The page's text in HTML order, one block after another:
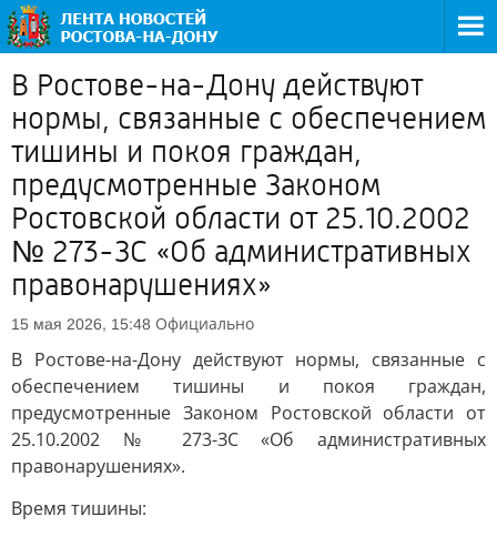
В Ростове-на-Дону действуют
нормы, связанные с обеспечением
тишины и покоя граждан,
предусмотренные Законом
Ростовской области от 25.10.2002
№ 273-ЗС «Об административных
правонарушениях»
15 мая 2026, 15:48 Официально
В Ростове-на-Дону действуют нормы, связанные с
обеспечением тишины и покоя граждан,
предусмотренные Законом Ростовской области от
25.10.2002 № 273-ЗС «Об административных
правонарушениях».
Время тишины: